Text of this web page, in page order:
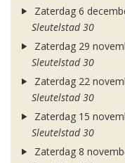
Zaterdag 6
Sleutelstad 30
Zaterdag 29
Sleutelstad 30
Zaterdag 22
Sleutelstad 30
Zaterdag 15
Sleutelstad 30
Zaterdag 8